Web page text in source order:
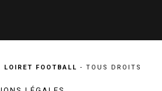
LOIRET FOOTBALL - TOUS DROITS